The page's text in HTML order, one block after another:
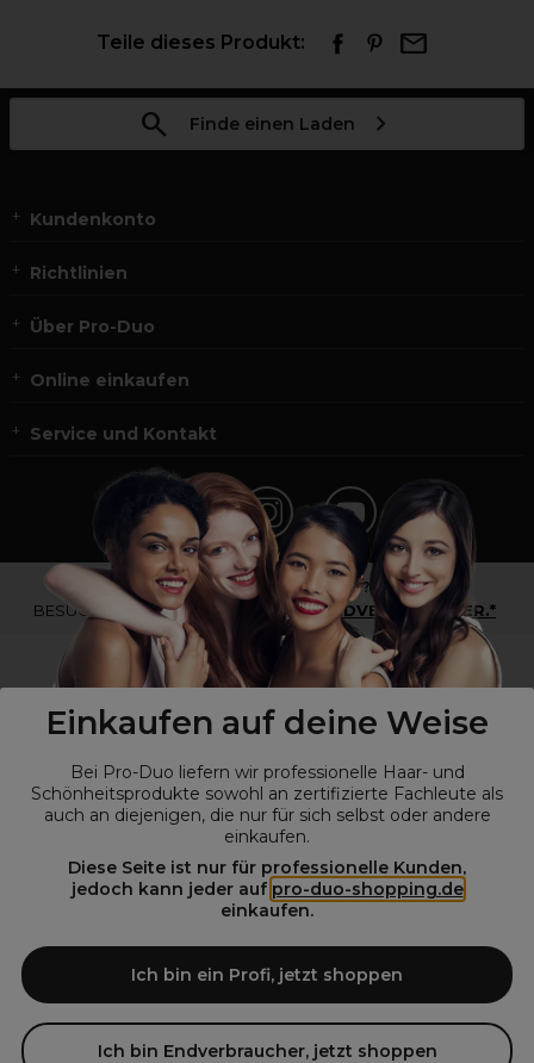
Einkaufen auf deine Weise
Bei Pro-Duo liefern wir professionelle Haar- und
Schönheitsprodukte sowohl an zertifizierte Fachleute als
auch an diejenigen, die nur für sich selbst oder andere
einkaufen.
Diese Seite ist nur für professionelle Kunden,
jedoch kann jeder auf pro-duo-shopping.de
einkaufen.
Ich bin ein Profi, jetzt shoppen
Ich bin Endverbraucher, jetzt shoppen
Teile dieses Produkt:
Finde einen Laden
Kundenkonto
Richtlinien
Über Pro-Duo
Online einkaufen
Service und Kontakt
*Du bist kein Profikunde?
BESUCHE
UNSERE WEBSEITE FÜR ENDVERBRAUCHER.*
© Alle Rechte vorbehalten © Pro-Duo2026
Pro-Duo ist Ihr zuverlässiger Partner für hochwertige Produkte im
hochwertigen Produkte, von der Haarpflege über das Make-up bis hin
zu Spezialwerkzeugen, sind so konzipiert, dass sie die Erwartungen
von Friseursalons und Kosmetikstudios übertreffen. Verlassen Sie sich
auf Pro-Duo für erstklassige Qualität und zeitgemäße Lösungen.